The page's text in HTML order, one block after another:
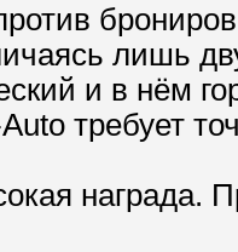
лишь
и в нём
требует
награда.